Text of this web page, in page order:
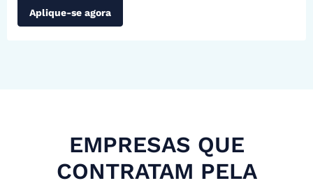
Aplique-se agora
EMPRESAS QUE
CONTRATAM PELA